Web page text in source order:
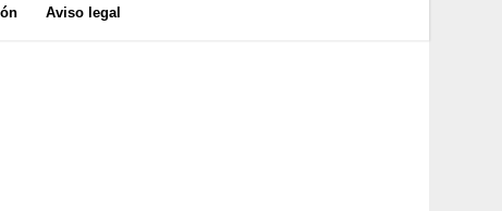
Aviso legal